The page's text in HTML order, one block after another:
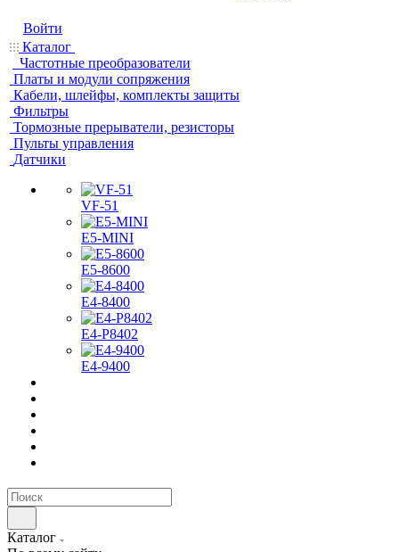
Войти
Каталог
Частотные преобразователи
Платы и модули сопряжения
Кабели, шлейфы, комплекты защиты
Фильтры
Тормозные прерыватели, резисторы
Пульты управления
Датчики
VF-51
E5-MINI
Е5-8600
E4-8400
Е4-P8402
Е4-9400
Каталог